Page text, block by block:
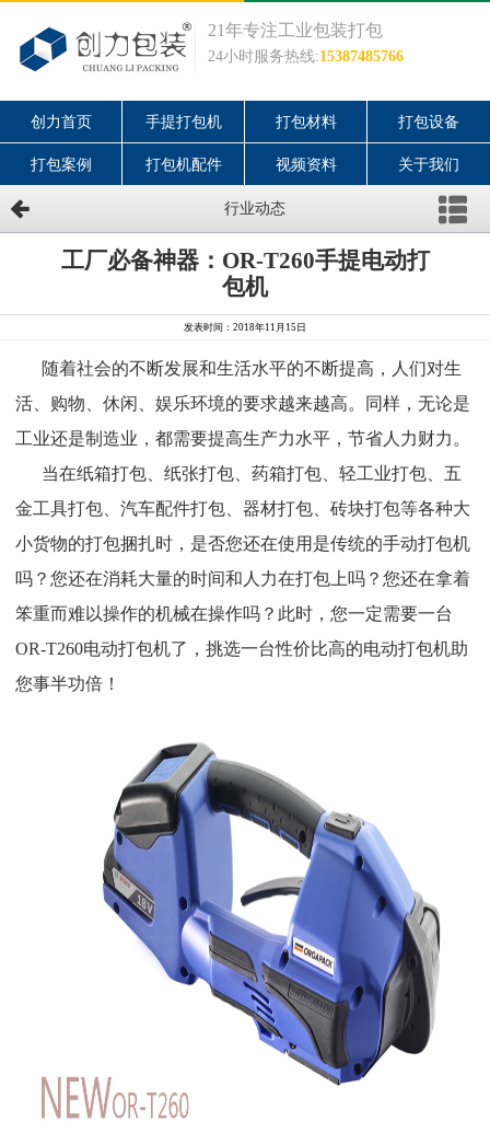
21年专注工业包装打包
24小时服务热线:15387485766
创力首页 手提打包机 打包材料 打包设备
打包案例 打包机配件 视频资料 关于我们
行业动态
工厂必备神器：OR-T260手提电动打
包机
发表时间：2018年11月15日
随着社会的不断发展和生活水平的不断提高，人们对生
活、购物、休闲、娱乐环境的要求越来越高。同样，无论是
工业还是制造业，都需要提高生产力水平，节省人力财力。
当在纸箱打包、纸张打包、药箱打包、轻工业打包、五
金工具打包、汽车配件打包、器材打包、砖块打包等各种大
小货物的打包捆扎时，是否您还在使用是传统的手动打包机
吗？您还在消耗大量的时间和人力在打包上吗？您还在拿着
笨重而难以操作的机械在操作吗？此时，您一定需要一台
OR-T260电动打包机了，挑选一台性价比高的电动打包机助
您事半功倍！